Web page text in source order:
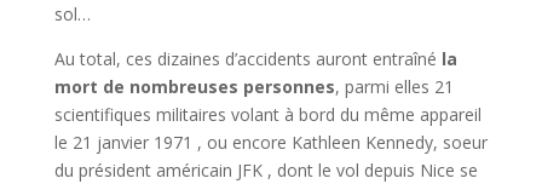
sol…
Au total, ces dizaines d’accidents auront entraîné la
mort de nombreuses personnes, parmi elles 21
scientifiques militaires volant à bord du même appareil
le 21 janvier 1971 , ou encore Kathleen Kennedy, soeur
du président américain JFK , dont le vol depuis Nice se